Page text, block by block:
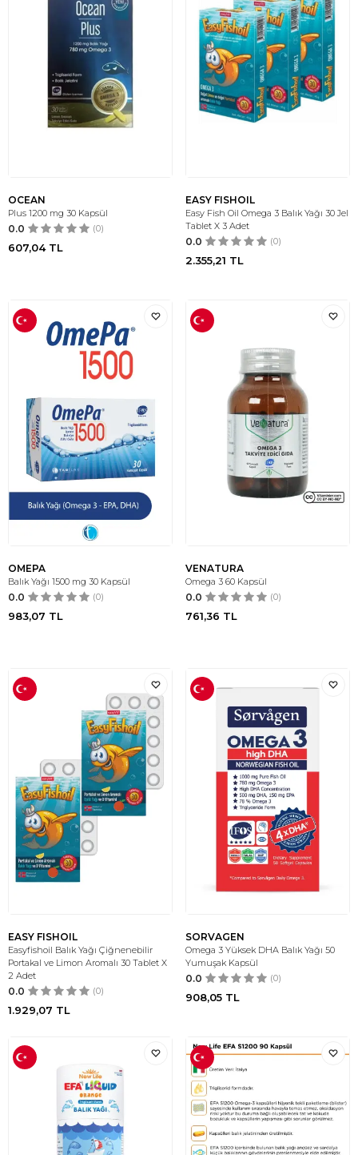
OCEAN
Plus 1200 mg 30 Kapsül
0.0 (0)
607,04TL
EASY FISHOIL
Easy Fish Oil Omega 3 Balık Yağı 30 Jel
Tablet X 3 Adet
0.0 (0)
2.355,21 TL
OMEPA
Balık Yağı 1500 mg 30 Kapsül
0.0 (0)
983,07 TL
VENATURA
Omega 3 60 Kapsül
0.0 (0)
761,36 TL
EASY FISHOIL
Easyfishoil Balık Yağı Çiğnenebilir
Portakal ve Limon Aromalı 30 Tablet X
2 Adet
0.0 (0)
1.929,07 TL
SORVAGEN
Omega 3 Yüksek DHA Balık Yağı 50
Yumuşak Kapsül
0.0 (0)
908,05 TL